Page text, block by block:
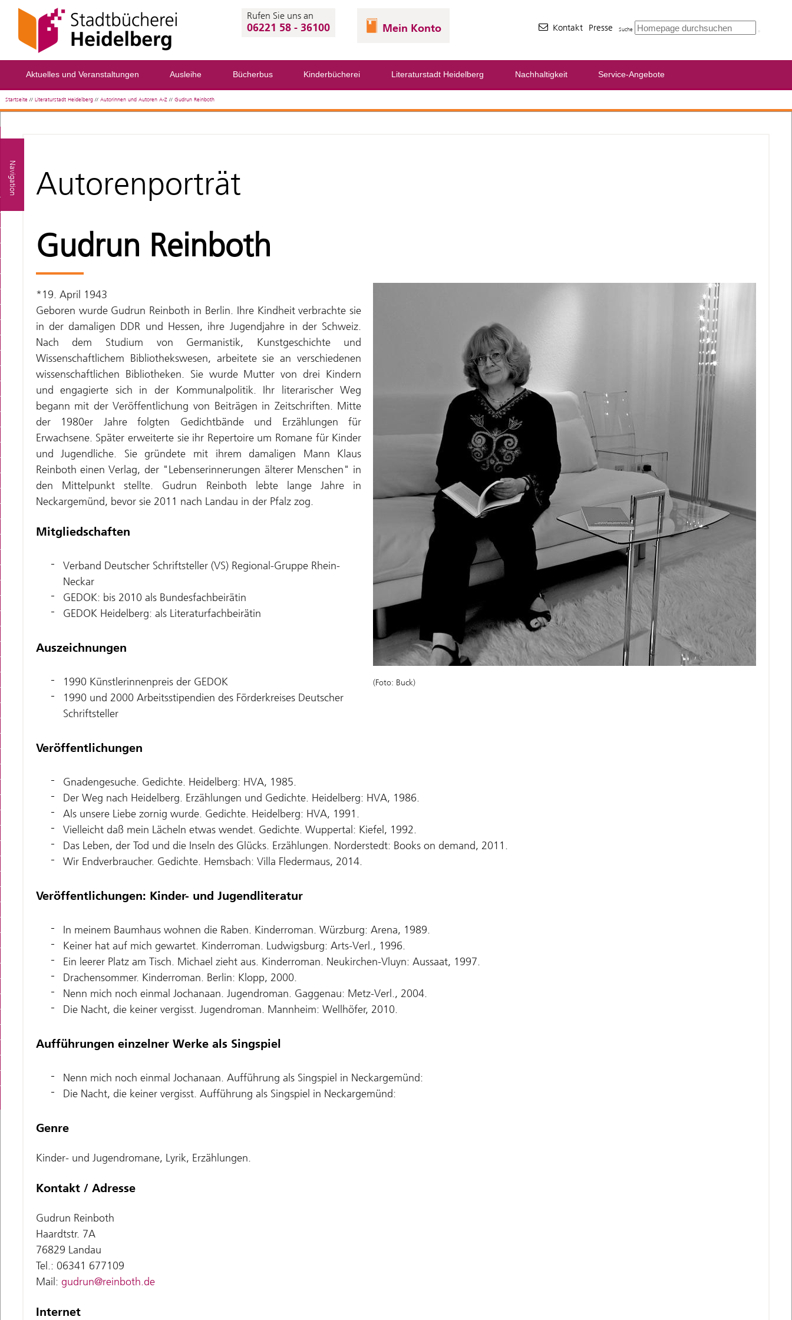
Rufen Sie uns an
06221 58 - 36100 Mein Konto Kontakt Presse Suche
Aktuelles und Veranstaltungen Ausleihe Bücherbus Kinderbücherei Literaturstadt Heidelberg Nachhaltigkeit Service-Angebote
Startseite //Literaturstadt Heidelberg //Autorinnen und Autoren A-Z //Gudrun Reinboth
Navigation Autorenporträt
Gudrun Reinboth
(Foto: Buck)
*19. April 1943
Geboren wurde Gudrun Reinboth in Berlin. Ihre Kindheit verbrachte sie
in der damaligen DDR und Hessen, ihre Jugendjahre in der Schweiz.
Nach dem Studium von Germanistik, Kunstgeschichte und
Wissenschaftlichem Bibliothekswesen, arbeitete sie an verschiedenen
wissenschaftlichen Bibliotheken. Sie wurde Mutter von drei Kindern
und engagierte sich in der Kommunalpolitik. Ihr literarischer Weg
begann mit der Veröffentlichung von Beiträgen in Zeitschriften. Mitte
der 1980er Jahre folgten Gedichtbände und Erzählungen für
Erwachsene. Später erweiterte sie ihr Repertoire um Romane für Kinder
und Jugendliche. Sie gründete mit ihrem damaligen Mann Klaus
Reinboth einen Verlag, der "Lebenserinnerungen älterer Menschen" in
den Mittelpunkt stellte. Gudrun Reinboth lebte lange Jahre in
Neckargemünd, bevor sie 2011 nach Landau in der Pfalz zog.
Mitgliedschaften
Verband Deutscher Schriftsteller (VS) Regional-Gruppe Rhein-
Neckar
GEDOK: bis 2010 als Bundesfachbeirätin
GEDOK Heidelberg: als Literaturfachbeirätin
Auszeichnungen
1990 Künstlerinnenpreis der GEDOK
1990 und 2000 Arbeitsstipendien des Förderkreises Deutscher
Schriftsteller
Veröffentlichungen
Gnadengesuche. Gedichte. Heidelberg: HVA, 1985.
Der Weg nach Heidelberg. Erzählungen und Gedichte. Heidelberg: HVA, 1986.
Als unsere Liebe zornig wurde. Gedichte. Heidelberg: HVA, 1991.
Vielleicht daß mein Lächeln etwas wendet. Gedichte. Wuppertal: Kiefel, 1992.
Das Leben, der Tod und die Inseln des Glücks. Erzählungen. Norderstedt: Books on demand, 2011.
Wir Endverbraucher. Gedichte. Hemsbach: Villa Fledermaus, 2014.
Veröffentlichungen: Kinder- und Jugendliteratur
In meinem Baumhaus wohnen die Raben. Kinderroman. Würzburg: Arena, 1989.
Keiner hat auf mich gewartet. Kinderroman. Ludwigsburg: Arts-Verl., 1996.
Ein leerer Platz am Tisch. Michael zieht aus. Kinderroman. Neukirchen-Vluyn: Aussaat, 1997.
Drachensommer. Kinderroman. Berlin: Klopp, 2000.
Nenn mich noch einmal Jochanaan. Jugendroman. Gaggenau: Metz-Verl., 2004.
Die Nacht, die keiner vergisst. Jugendroman. Mannheim: Wellhöfer, 2010.
Aufführungen einzelner Werke als Singspiel
Nenn mich noch einmal Jochanaan. Aufführung als Singspiel in Neckargemünd:
Die Nacht, die keiner vergisst. Aufführung als Singspiel in Neckargemünd:
Genre
Kinder- und Jugendromane, Lyrik, Erzählungen.
Kontakt / Adresse
Gudrun Reinboth
Haardtstr. 7A
76829 Landau
Tel.: 06341 677109
Mail: gudrun@reinboth.de
Internet